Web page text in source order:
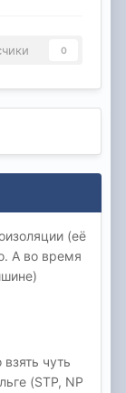
0
(её
А во время
чуть
(STP, NP